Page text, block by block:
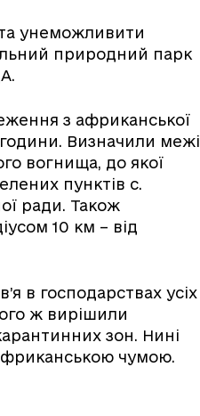
унеможливити
природний парк
з африканської
Визначили межі
вогнища, до якої
пунктів с.
ради. Також
10 км – від
в господарствах усіх
ж вирішили
зон. Нині
африканською чумою.